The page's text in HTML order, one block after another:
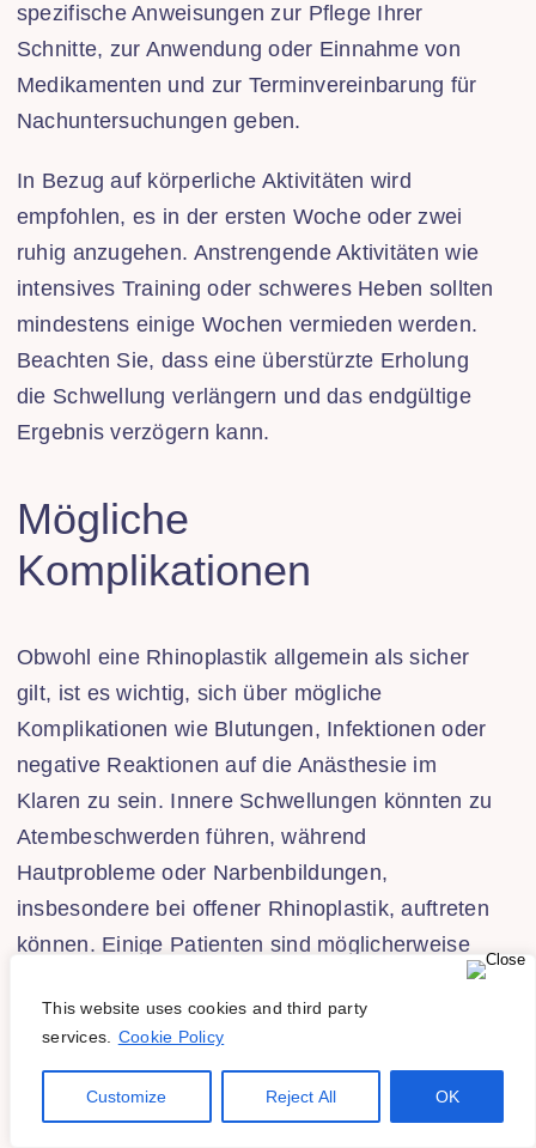
This website uses cookies and third party
services.
Cookie Policy
Customize Reject All OK
spezifische Anweisungen zur Pflege Ihrer
Schnitte, zur Anwendung oder Einnahme von
Medikamenten und zur Terminvereinbarung für
Nachuntersuchungen geben.
In Bezug auf körperliche Aktivitäten wird
empfohlen, es in der ersten Woche oder zwei
ruhig anzugehen. Anstrengende Aktivitäten wie
intensives Training oder schweres Heben sollten
mindestens einige Wochen vermieden werden.
Beachten Sie, dass eine überstürzte Erholung
die Schwellung verlängern und das endgültige
Ergebnis verzögern kann.
Mögliche
Komplikationen
Obwohl eine Rhinoplastik allgemein als sicher
gilt, ist es wichtig, sich über mögliche
Komplikationen wie Blutungen, Infektionen oder
negative Reaktionen auf die Anästhesie im
Klaren zu sein. Innere Schwellungen könnten zu
Atembeschwerden führen, während
Hautprobleme oder Narbenbildungen,
insbesondere bei offener Rhinoplastik, auftreten
können. Einige Patienten sind möglicherweise
seltenen Fällen kann ein zweiter Eingriff
notwendig sein.